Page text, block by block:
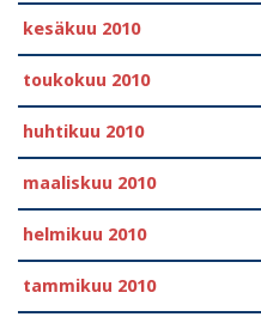
kesäkuu 2010
toukokuu 2010
huhtikuu 2010
maaliskuu 2010
helmikuu 2010
tammikuu 2010